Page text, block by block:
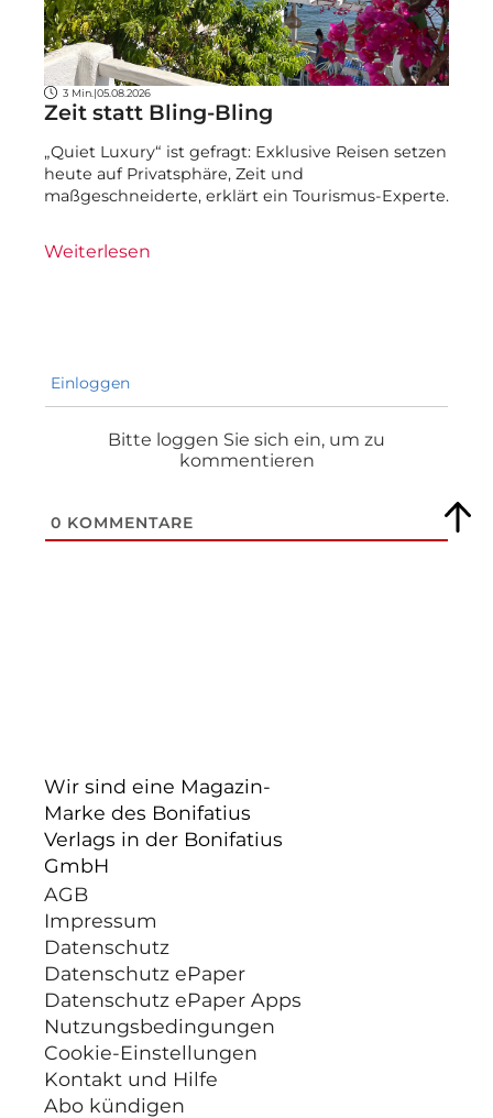
3 Min. |05.08.2026
Zeit statt Bling-Bling
„Quiet Luxury“ ist gefragt: Exklusive Reisen setzen
heute auf Privatsphäre, Zeit und
maßgeschneiderte, erklärt ein Tourismus-Experte.
Weiterlesen
Einloggen
Bitte loggen Sie sich ein, um zu
kommentieren
0 KOMMENTARE
Wir sind eine Magazin-
Marke des Bonifatius
Verlags in der Bonifatius
GmbH
AGB
Impressum
Datenschutz
Datenschutz ePaper
Datenschutz ePaper Apps
Nutzungsbedingungen
Cookie-Einstellungen
Kontakt und Hilfe
Abo kündigen